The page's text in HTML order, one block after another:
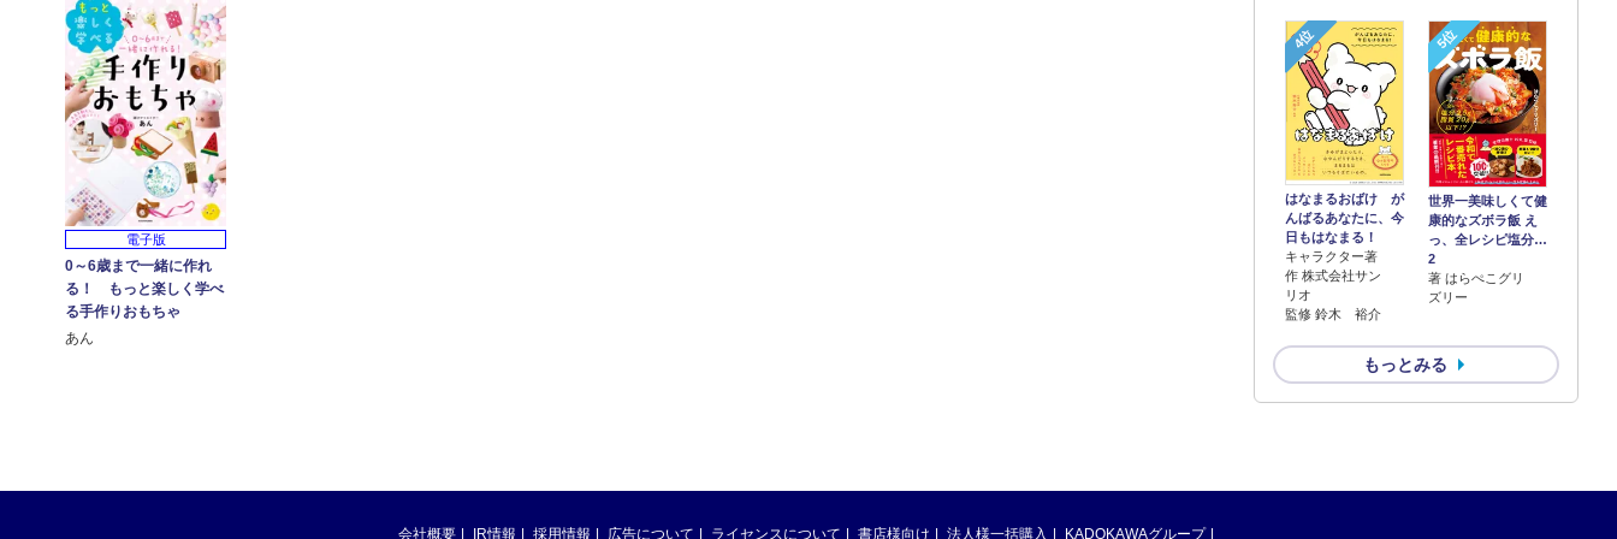
4位
はなまるおばけ が
んばるあなたに、今
日もはなまる！
キャラクター著
作 株式会社サン
リオ
監修 鈴木 裕介
5位
世界一美味しくて健
康的なズボラ飯 え
っ、全レシピ塩分…
2
著 はらぺこグリ
ズリー
もっとみる
電子版
0～6歳まで一緒に作れ
る！ もっと楽しく学べ
る手作りおもちゃ
あん
会社概要 IR情報 採用情報 広告について ライセンスについて 書店様向け 法人様一括購入 KADOKAWAグループ